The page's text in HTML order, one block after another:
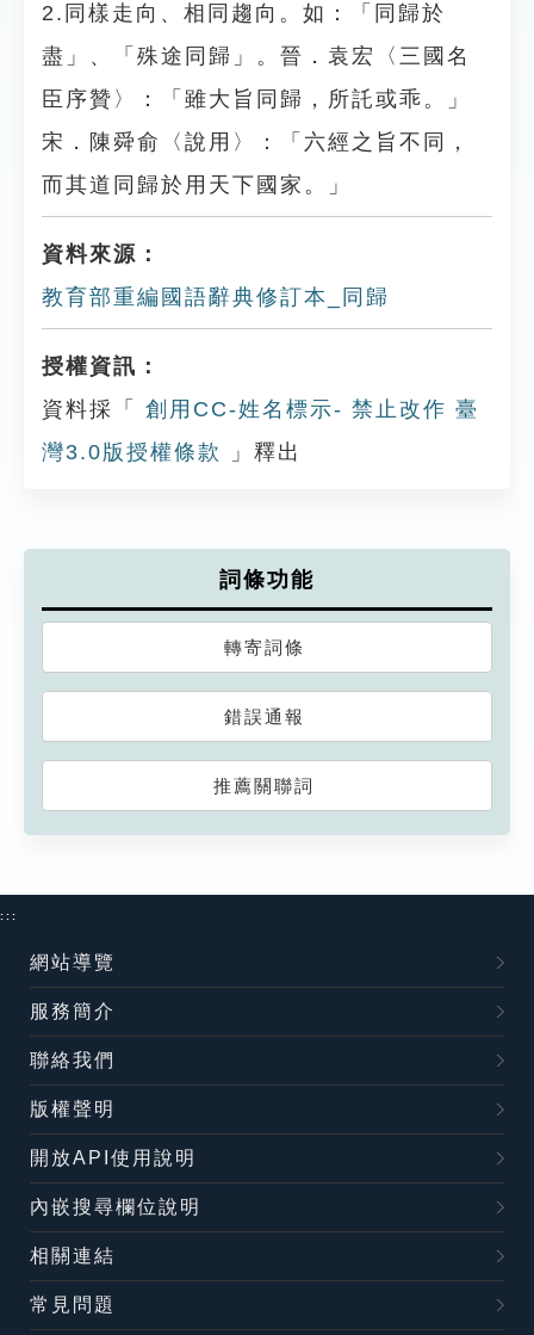
2.同樣走向、相同趨向。如：「同歸於
盡」、「殊途同歸」。晉．袁宏〈三國名
臣序贊〉：「雖大旨同歸，所託或乖。」
宋．陳舜俞〈說用〉：「六經之旨不同，
而其道同歸於用天下國家。」
資料來源：
教育部重編國語辭典修訂本_同歸
授權資訊：
資料採「
創用CC-姓名標示- 禁止改作 臺
灣3.0版授權條款
」釋出
詞條功能
轉寄詞條
錯誤通報
推薦關聯詞
:::
網站導覽
服務簡介
聯絡我們
版權聲明
開放API使用說明
內嵌搜尋欄位說明
相關連結
常見問題